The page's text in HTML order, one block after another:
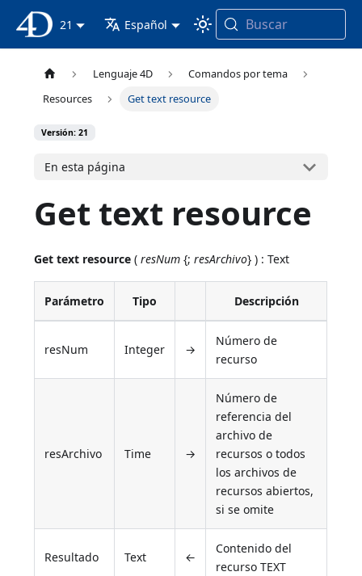
Documentación 4D
21 Español Buscar
Lenguaje 4D
Comandos por tema
Resources
Get text resource
Versión: 21
En esta página
Get text resource
Get text resource (resNum {;resArchivo} ) : Text
Parámetro Tipo Descripción
resNum Integer →
Número de
recurso
resArchivo Time →
Número de
referencia del
archivo de
recursos o todos
los archivos de
recursos abiertos,
si se omite
Resultado Text ←
Contenido del
recurso TEXT